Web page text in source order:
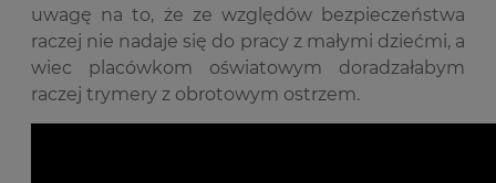
uwagę na to, że ze względów bezpieczeństwa
raczej nie nadaje się do pracy z małymi dziećmi, a
wiec placówkom oświatowym doradzałabym
raczej trymery z obrotowym ostrzem.